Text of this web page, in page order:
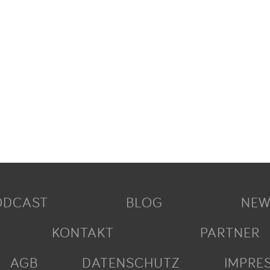
BLOG
KONTAKT
PARTNER
AGB
DATENSCHUTZ